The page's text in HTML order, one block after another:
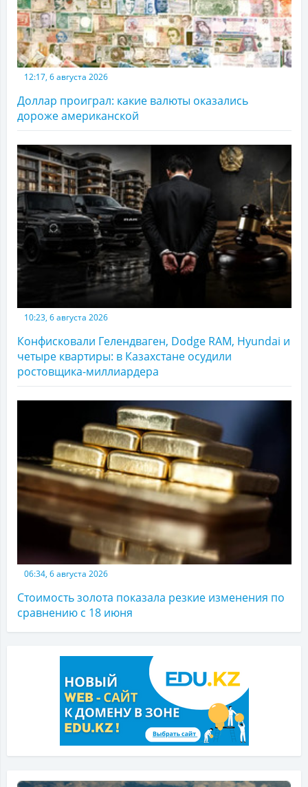
12:17, 6 августа 2026
Доллар проиграл: какие валюты оказались
дороже американской
10:23, 6 августа 2026
Конфисковали Гелендваген, Dodge RAM, Hyundai и
четыре квартиры: в Казахстане осудили
ростовщика-миллиардера
06:34, 6 августа 2026
Стоимость золота показала резкие изменения по
сравнению с 18 июня